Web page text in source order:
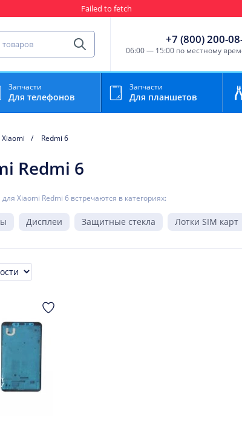
Failed to fetch
устройства
Найти
+7 (800) 200-
06:00 — 15:00 по местному
Запчасти
Для телефонов
Запчасти
Для планшетов
Xiaomi Redmi 6
Redmi 6
для Xiaomi Redmi 6 встречаются в категориях:
Дисплеи Защитные стекла Лотки SIM карт